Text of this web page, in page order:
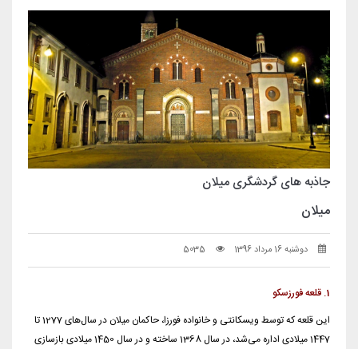
جاذبه های گردشگری میلان
میلان
دوشنبه 16 مرداد 1396 5035
1. قلعه فورزسکو
این قلعه که توسط ویسکانتی و خانواده فورزا، حاکمان میلان در سال‌های 1277 تا
1447 میلادی اداره می‌شد، در سال 1368 ساخته و در سال 1450 میلادی بازسازی